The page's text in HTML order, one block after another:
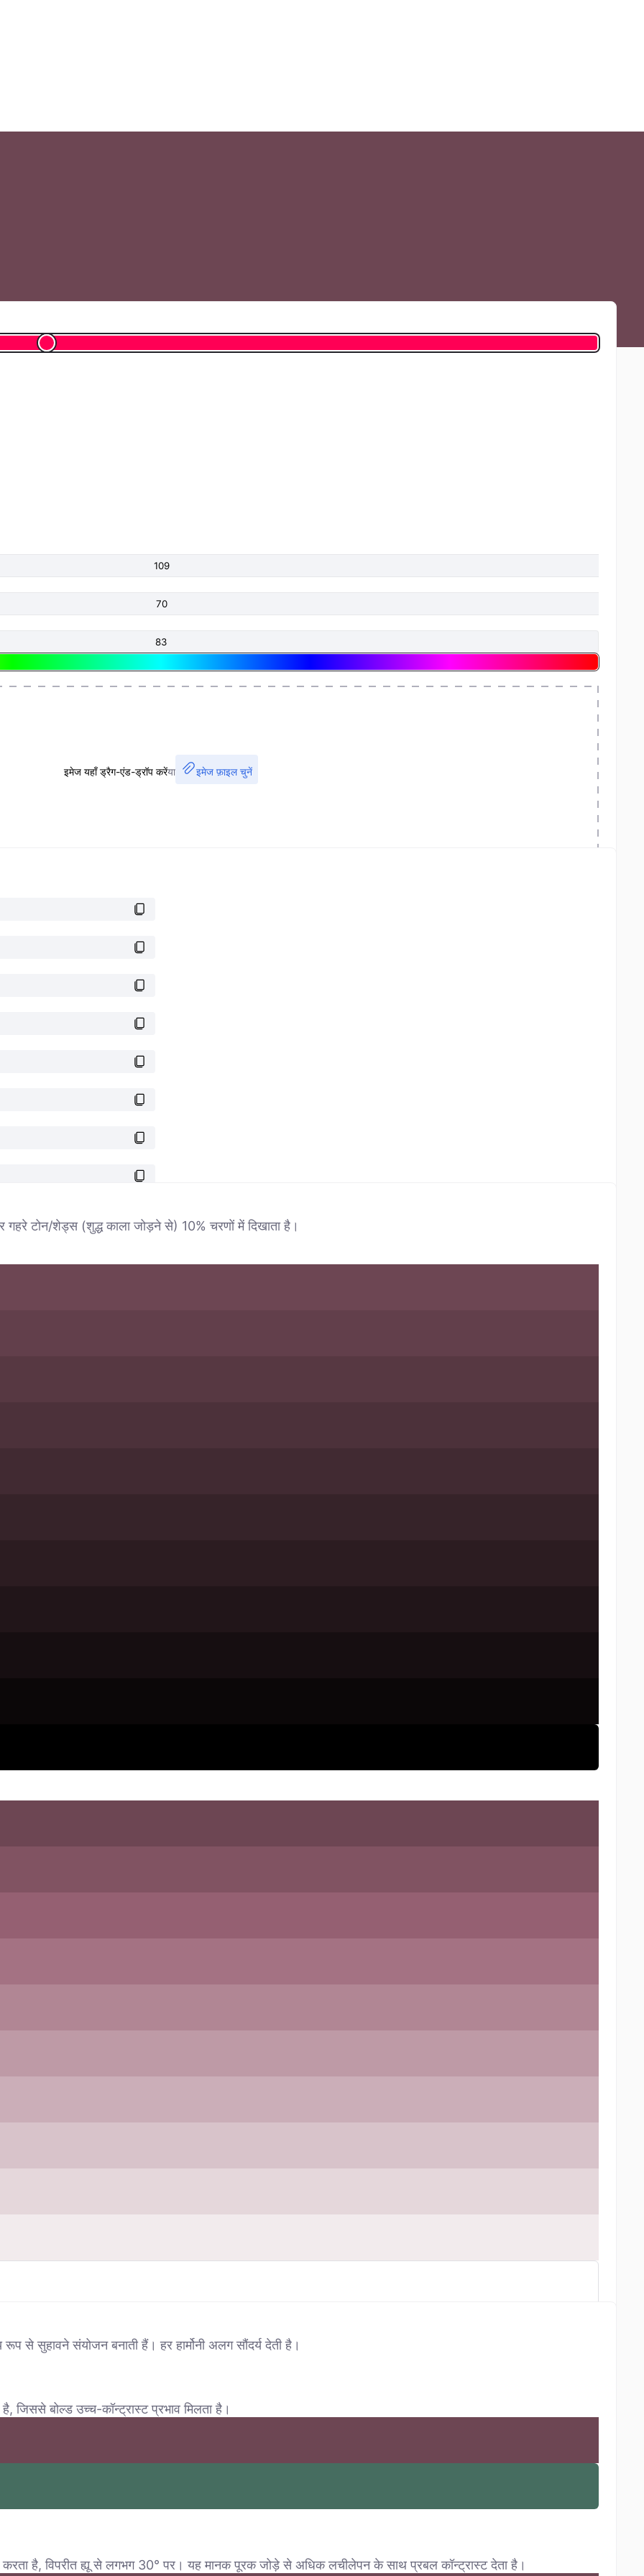
इमेज यहाँ ड्रैग-एंड-ड्रॉप करेंया इमेज फ़ाइल चुनें
टोन/शेड्स (शुद्ध काला जोड़ने से) 10% चरणों में दिखाता है।
से सुहावने संयोजन बनाती हैं। हर हार्मोनी अलग सौंदर्य देती है।
जिससे बोल्ड उच्च-कॉन्ट्रास्ट प्रभाव मिलता है।
है, विपरीत ह्यू से लगभग 30° पर। यह मानक पूरक जोड़े से अधिक लचीलेपन के साथ प्रबल कॉन्ट्रास्ट देता है।